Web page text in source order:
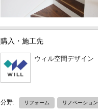
購入・施工先
ウィル空間デザイン
分野: リフォーム リノベーション